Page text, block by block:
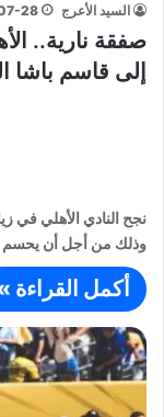
السيد الأعرج 28
صفقة نارية..
إلى قاسم باشا
نجح النادي الأهلي في
وذلك من أجل أن يحسم
أكمل القراءة